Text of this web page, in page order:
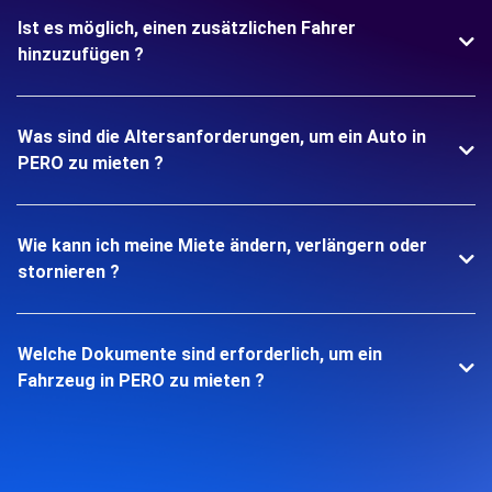
Ist es möglich, einen zusätzlichen Fahrer
hinzuzufügen ?
Was sind die Altersanforderungen, um ein Auto in
PERO zu mieten ?
Wie kann ich meine Miete ändern, verlängern oder
stornieren ?
Welche Dokumente sind erforderlich, um ein
Fahrzeug in PERO zu mieten ?